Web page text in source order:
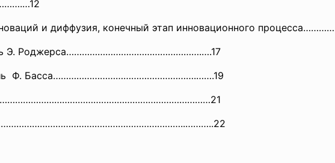
и диффузия, конечный этап инновационного
Э. Роджерса…………………………………………….….17
Ф. Басса……………………………………………….…….19
………………………………………21
………………..………..22